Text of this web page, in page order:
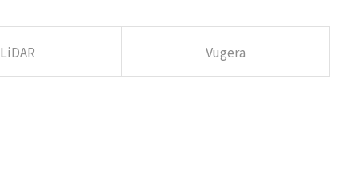
LiDAR Vugera